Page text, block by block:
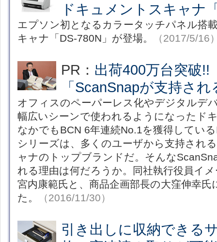
ドキュメントスキャナ
エプソン初となるカラータッチパネル搭
キャナ「DS-780N」が登場。
（2017/5/16
PR： 出荷400万台突破
「ScanSnapが支持さ
オフィスのペーパーレス化やデジタルデ
幅広いシーンで使われるようになったド
なかでもBCN 6年連続No.1を獲得してい
シリーズは、多くのユーザから支持され
ャナのトップブランドだ。そんな
れる理由は何だろうか。同社執行役員イ
宮内康範氏と、商品企画部長の大窪伸幸
た。
（2016/11/30）
引き出しに収納できる